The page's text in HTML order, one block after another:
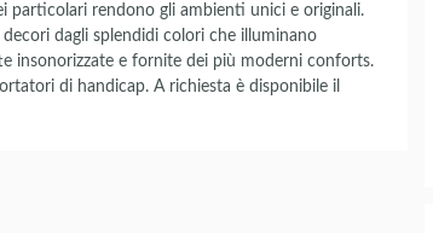
particolari rendono gli ambienti unici e originali.
dagli splendidi colori che illuminano
insonorizzate e fornite dei più moderni conforts.
di handicap. A richiesta è disponibile il